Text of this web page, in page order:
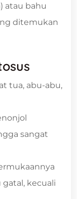
atau bahu
ditemukan
tua, abu-abu,
sangat
kecuali